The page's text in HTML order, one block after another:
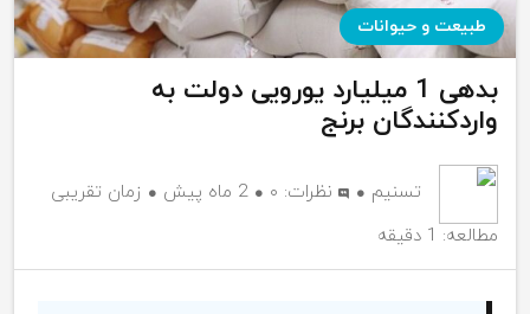
طبیعت و حیوانات
بدهی 1 میلیارد یورویی دولت به
واردکنندگان برنج
تسنیم نظرات: ۰ 2 ماه پیش
زمان تقریبی
مطالعه: 1 دقیقه